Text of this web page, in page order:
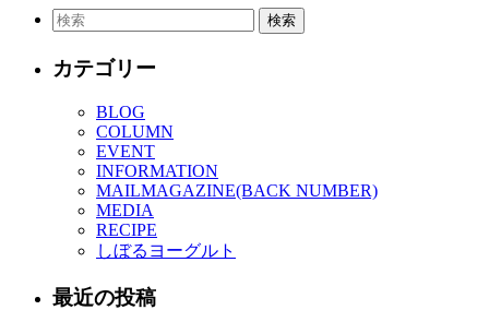
カテゴリー
BLOG
COLUMN
EVENT
INFORMATION
MAILMAGAZINE(BACK NUMBER)
MEDIA
RECIPE
しぼるヨーグルト
最近の投稿